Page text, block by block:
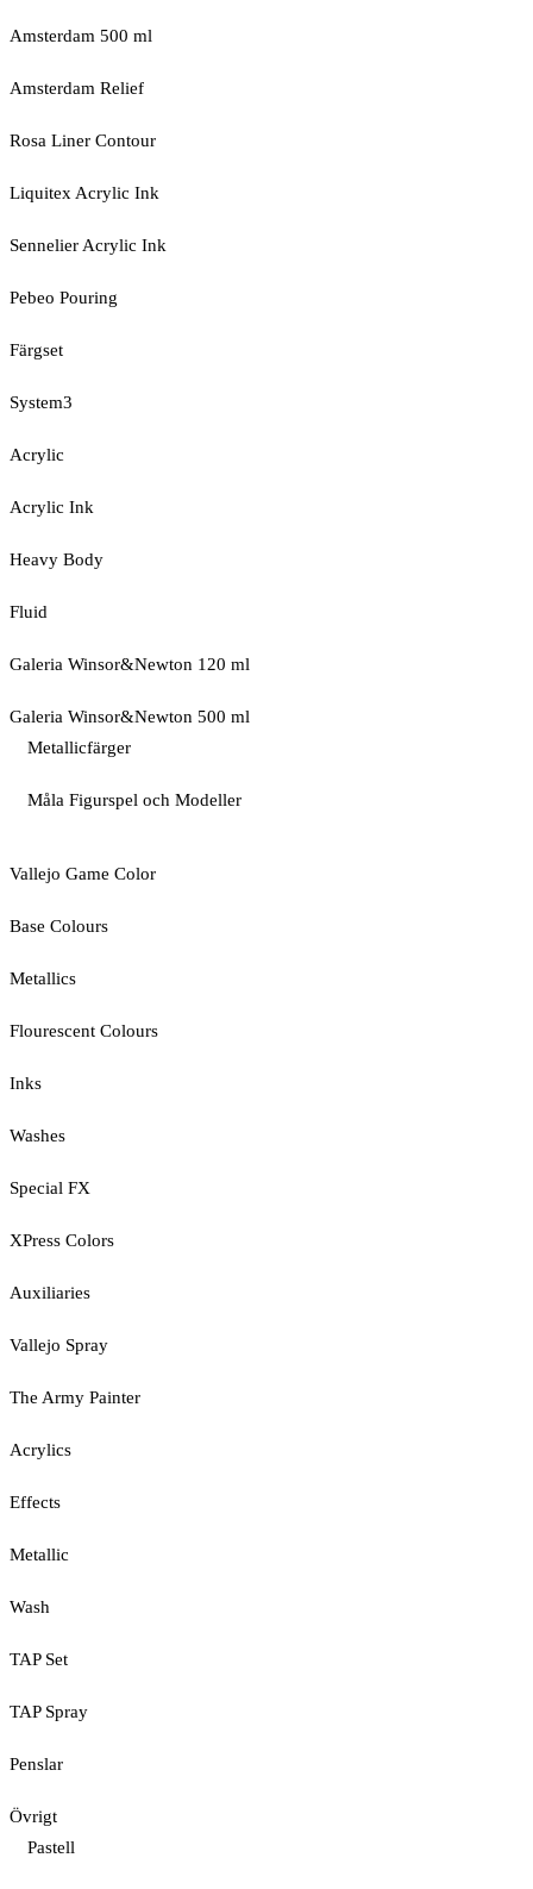
Amsterdam 500 ml
Amsterdam Relief
Rosa Liner Contour
Liquitex Acrylic Ink
Sennelier Acrylic Ink
Pebeo Pouring
Färgset
System3
Acrylic
Acrylic Ink
Heavy Body
Fluid
Galeria Winsor&Newton 120 ml
Galeria Winsor&Newton 500 ml
Metallicfärger
Måla Figurspel och Modeller
Vallejo Game Color
Base Colours
Metallics
Flourescent Colours
Inks
Washes
Special FX
XPress Colors
Auxiliaries
Vallejo Spray
The Army Painter
Acrylics
Effects
Metallic
Wash
TAP Set
TAP Spray
Penslar
Övrigt
Pastell